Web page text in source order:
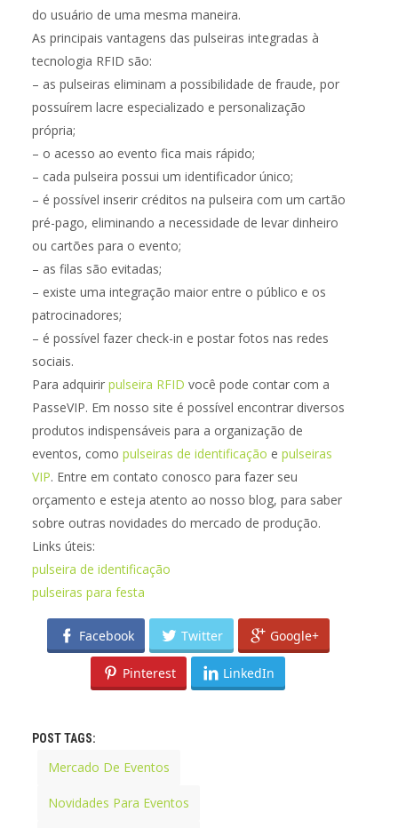
do usuário de uma mesma maneira.
As principais vantagens das pulseiras integradas à
tecnologia RFID são:
– as pulseiras eliminam a possibilidade de fraude, por
possuírem lacre especializado e personalização
própria;
– o acesso ao evento fica mais rápido;
– cada pulseira possui um identificador único;
– é possível inserir créditos na pulseira com um cartão
pré-pago, eliminando a necessidade de levar dinheiro
ou cartões para o evento;
– as filas são evitadas;
– existe uma integração maior entre o público e os
patrocinadores;
– é possível fazer check-in e postar fotos nas redes
sociais.
Para adquirir pulseira RFID você pode contar com a
PasseVIP. Em nosso site é possível encontrar diversos
produtos indispensáveis para a organização de
eventos, como pulseiras de identificação e pulseiras
VIP. Entre em contato conosco para fazer seu
orçamento e esteja atento ao nosso blog, para saber
sobre outras novidades do mercado de produção.
Links úteis:
pulseira de identificação
pulseiras para festa
Facebook Twitter Google+
Pinterest LinkedIn
POST TAGS:
Mercado De Eventos
Novidades Para Eventos